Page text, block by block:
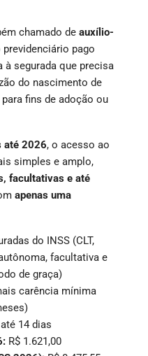
chamado de auxílio-
pago
à segurada que precisa
do nascimento de
fins de adoção ou
até 2026, o acesso ao
simples e amplo,
facultativas e até
apenas uma
do INSS (CLT,
facultativa e
de graça)
carência mínima
até 14 dias
R$ 1.621,00